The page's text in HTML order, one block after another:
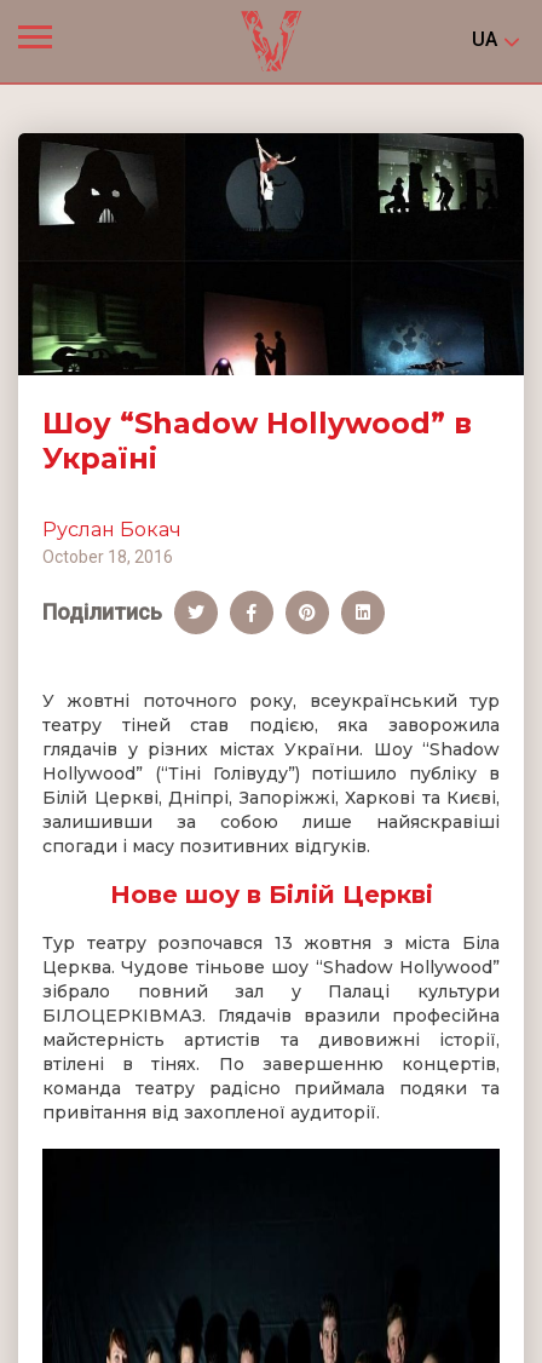
UA
Шоу “Shadow Hollywood” в
Україні
Руслан Бокач
October 18, 2016
Поділитись
У жовтні поточного року, всеукраїнський тур
театру тіней став подією, яка заворожила
глядачів у різних містах України. Шоу “Shadow
Hollywood” (“Тіні Голівуду”) потішило публіку в
Білій Церкві, Дніпрі, Запоріжжі, Харкові та Києві,
залишивши за собою лише найяскравіші
спогади і масу позитивних відгуків.
Нове шоу в Білій Церкві
Тур театру розпочався 13 жовтня з міста Біла
Церква. Чудове тіньове шоу “Shadow Hollywood”
зібрало повний зал у Палаці культури
БІЛОЦЕРКІВМАЗ. Глядачів вразили професійна
майстерність артистів та дивовижні історії,
втілені в тінях. По завершенню концертів,
команда театру радісно приймала подяки та
привітання від захопленої аудиторії.